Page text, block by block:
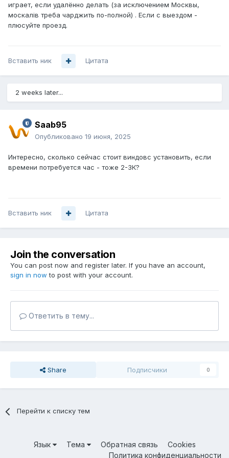
играет, если удалённо делать (за исключением Москвы,
москалiв треба чарджить по-полной) . Если с выездом -
плюсуйте проезд.
Вставить ник Цитата
2 weeks later...
Saab95
Опубликовано 19 июня, 2025
Интересно, сколько сейчас стоит виндовс установить, если
времени потребуется час - тоже 2-3К?
Вставить ник Цитата
Join the conversation
You can post now and register later. If you have an account,
sign in now to post with your account.
Ответить в тему...
Share Подписчики 0
Перейти к списку тем
Язык Тема Обратная связь
Cookies
Политика конфиденциальности